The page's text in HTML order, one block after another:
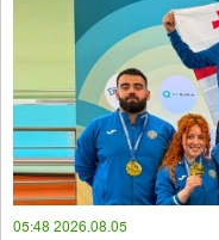
05:48 2026.08.05